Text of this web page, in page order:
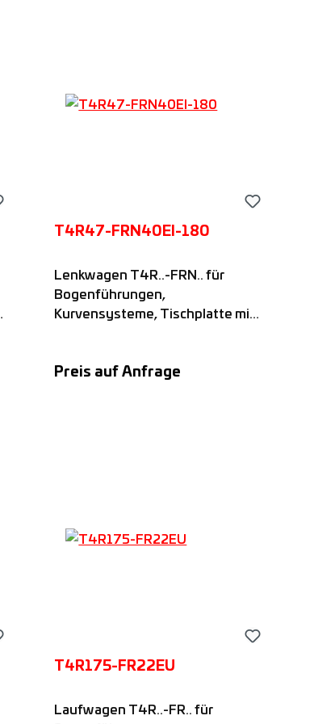
T4R47-FRN40EI-180
Lenkwagen T4R..-FRN.. für
Bogenführungen,
Kurvensysteme, Tischplatte mit
Rollenabstand, passend auf
Preis auf Anfrage
T4R175-FR22EU
Laufwagen T4R..-FR.. für